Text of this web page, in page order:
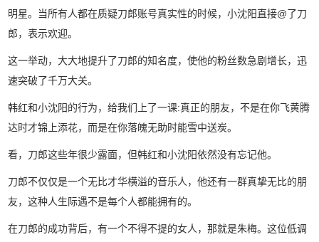
明星。当所有人都在质疑刀郎账号真实性的时候，小沈阳直接@了刀
郎，表示欢迎。
这一举动，大大地提升了刀郎的知名度，使他的粉丝数急剧增长，迅
速突破了千万大关。
韩红和小沈阳的行为，给我们上了一课:真正的朋友，不是在你飞黄腾
达时才锦上添花，而是在你落魄无助时能雪中送炭。
看，刀郎这些年很少露面，但韩红和小沈阳依然没有忘记他。
刀郎不仅仅是一个无比才华横溢的音乐人，他还有一群真挚无比的朋
友，这种人生际遇不是每个人都能拥有的。
在刀郎的成功背后，有一个不得不提的女人，那就是朱梅。这位低调